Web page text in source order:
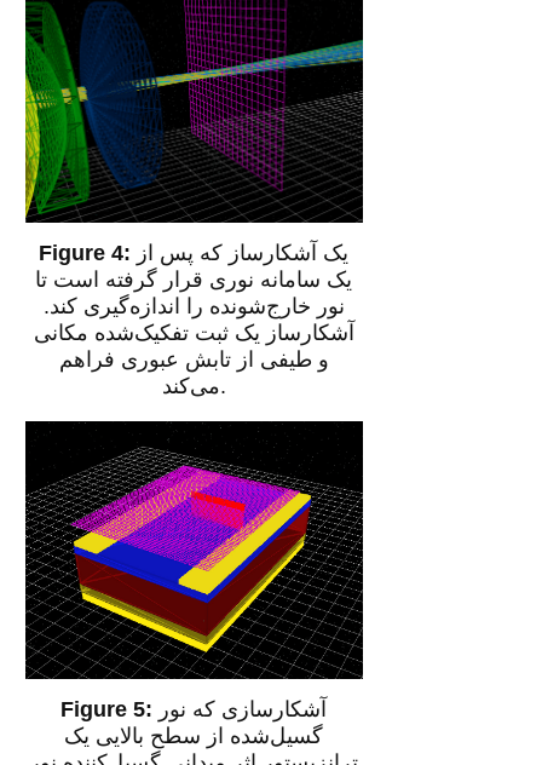
یک آشکارساز که پس از
یک سامانه نوری قرار گرفته است تا
نور خارج‌شونده را اندازه‌گیری کند.
آشکارساز یک ثبت تفکیک‌شده مکانی
و طیفی از تابش عبوری فراهم
می‌کند.
آشکارسازی که نور
گسیل‌شده از سطح بالایی یک